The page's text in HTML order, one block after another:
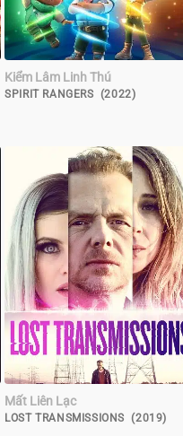
Kiểm Lâm Linh Thú
SPIRIT RANGERS (2022)
Mất Liên Lạc
LOST TRANSMISSIONS (2019)